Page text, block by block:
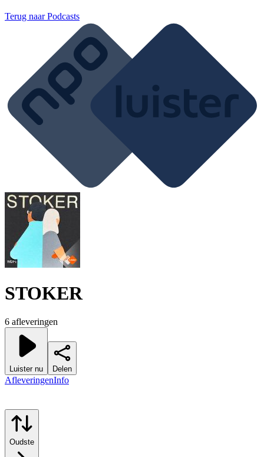
Terug naarPodcasts
STOKER
6 afleveringen
Luister nu Delen
AfleveringenInfo
Oudste